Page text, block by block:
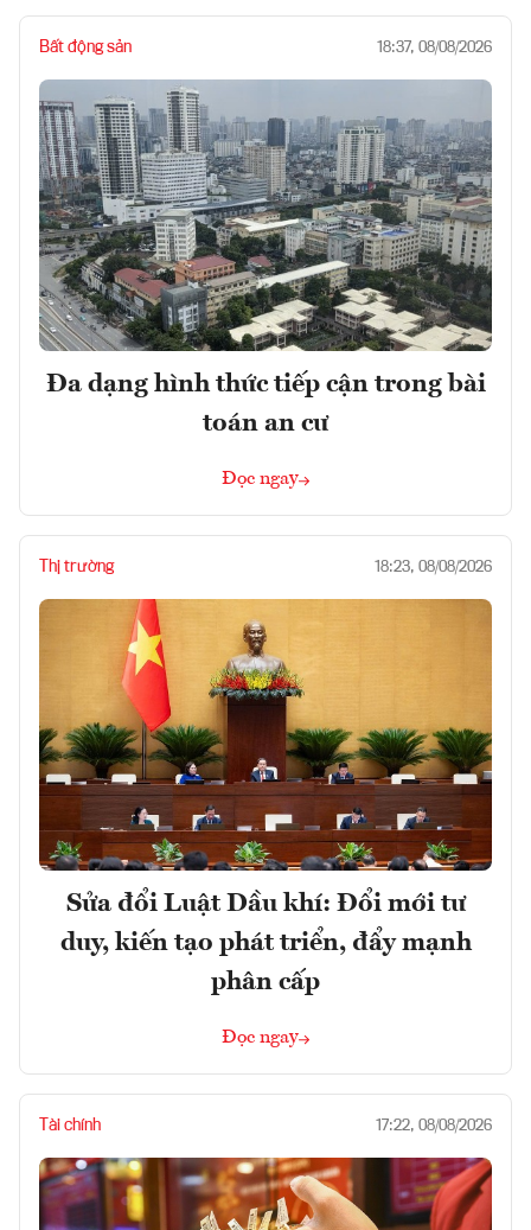
Bất động sản 18:37, 08/08/2026
Đa dạng hình thức tiếp cận trong bài
toán an cư
Đọc ngay
Thị trường 18:23, 08/08/2026
Sửa đổi Luật Dầu khí: Đổi mới tư
duy, kiến tạo phát triển, đẩy mạnh
phân cấp
Đọc ngay
Tài chính 17:22, 08/08/2026